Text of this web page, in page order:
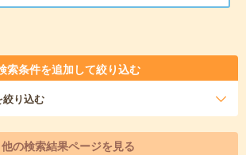
索条件を追加して絞り込む
り込む
他の検索結果ページを見る